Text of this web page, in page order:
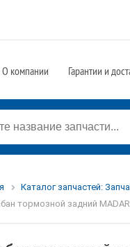
О компании Гарантии и
Каталог запчастей:
тормозной задний